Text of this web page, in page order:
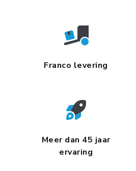
Franco levering
Meer dan 45 jaar
ervaring